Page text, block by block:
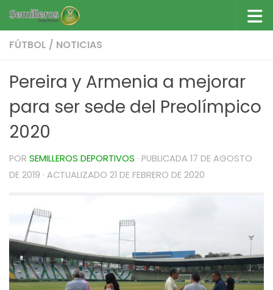
Saltar al contenido
FÚTBOL / NOTICIAS
Pereira y Armenia a mejorar
para ser sede del Preolímpico
2020
POR SEMILLEROS DEPORTIVOS · PUBLICADA 17 DE AGOSTO
DE 2019 · ACTUALIZADO 21 DE FEBRERO DE 2020